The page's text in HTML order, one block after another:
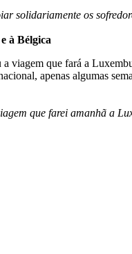
solidariamente os
à Bélgica
viagem que fará a
apenas algumas
que farei amanhã a